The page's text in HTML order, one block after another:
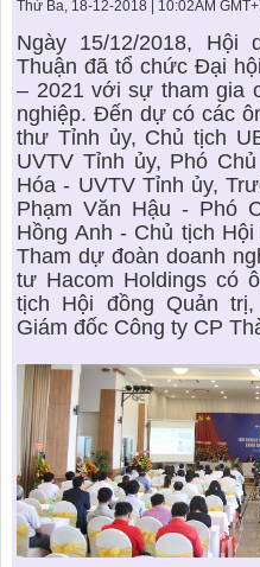
THÀNH ĐÔNG VỚI XÃ HÔI
BẮC
THƯ VIỆN PHÁP LUẬT
LIÊN HỆ & GIẢI ĐÁP
KIẾN TRÚC & PHONG
TIN TỨC CÔNG TY
TIN TỨC TỔNG HỢP
Thứ Ba, 18-12-2018 | 10:02AM
Ngày 15/12/2018, Hội
Thuận đã tổ chức Đại
– 2021 với sự tham gia
nghiệp. Đến dự có các
thư Tỉnh ủy, Chủ tịch
UVTV Tỉnh ủy, Phó
Hóa - UVTV Tỉnh ủy,
Phạm Văn Hậu - Phó
Hồng Anh - Chủ tịch
Tham dự đoàn doanh
tư Hacom Holdings có
tịch Hội đồng Quản
Giám đốc Công ty CP